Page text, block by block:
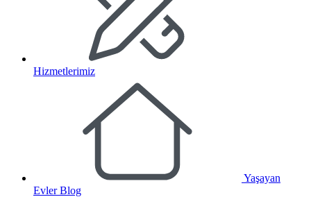
Hizmetlerimiz
Yaşayan
Evler Blog